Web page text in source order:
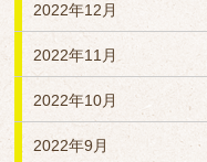
2022年12月
2022年11月
2022年10月
2022年9月